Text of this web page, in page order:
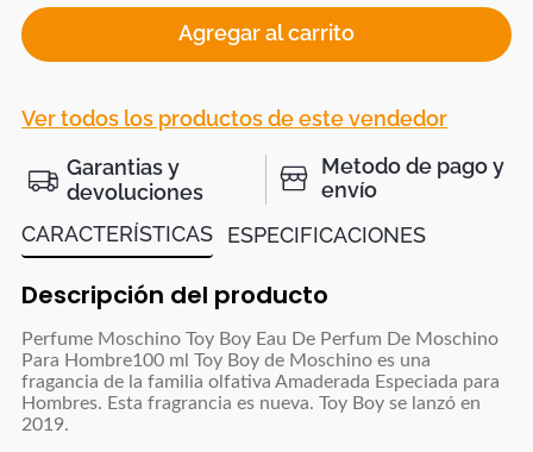
Agregar al carrito
Ver todos los productos de este vendedor
Garantias y
devoluciones
Metodo de pago y
envío
CARACTERÍSTICAS
ESPECIFICACIONES
Descripción del producto
Perfume Moschino Toy Boy Eau De Perfum De Moschino
Para Hombre100 ml Toy Boy de Moschino es una
fragancia de la familia olfativa Amaderada Especiada para
Hombres. Esta fragrancia es nueva. Toy Boy se lanzó en
2019.